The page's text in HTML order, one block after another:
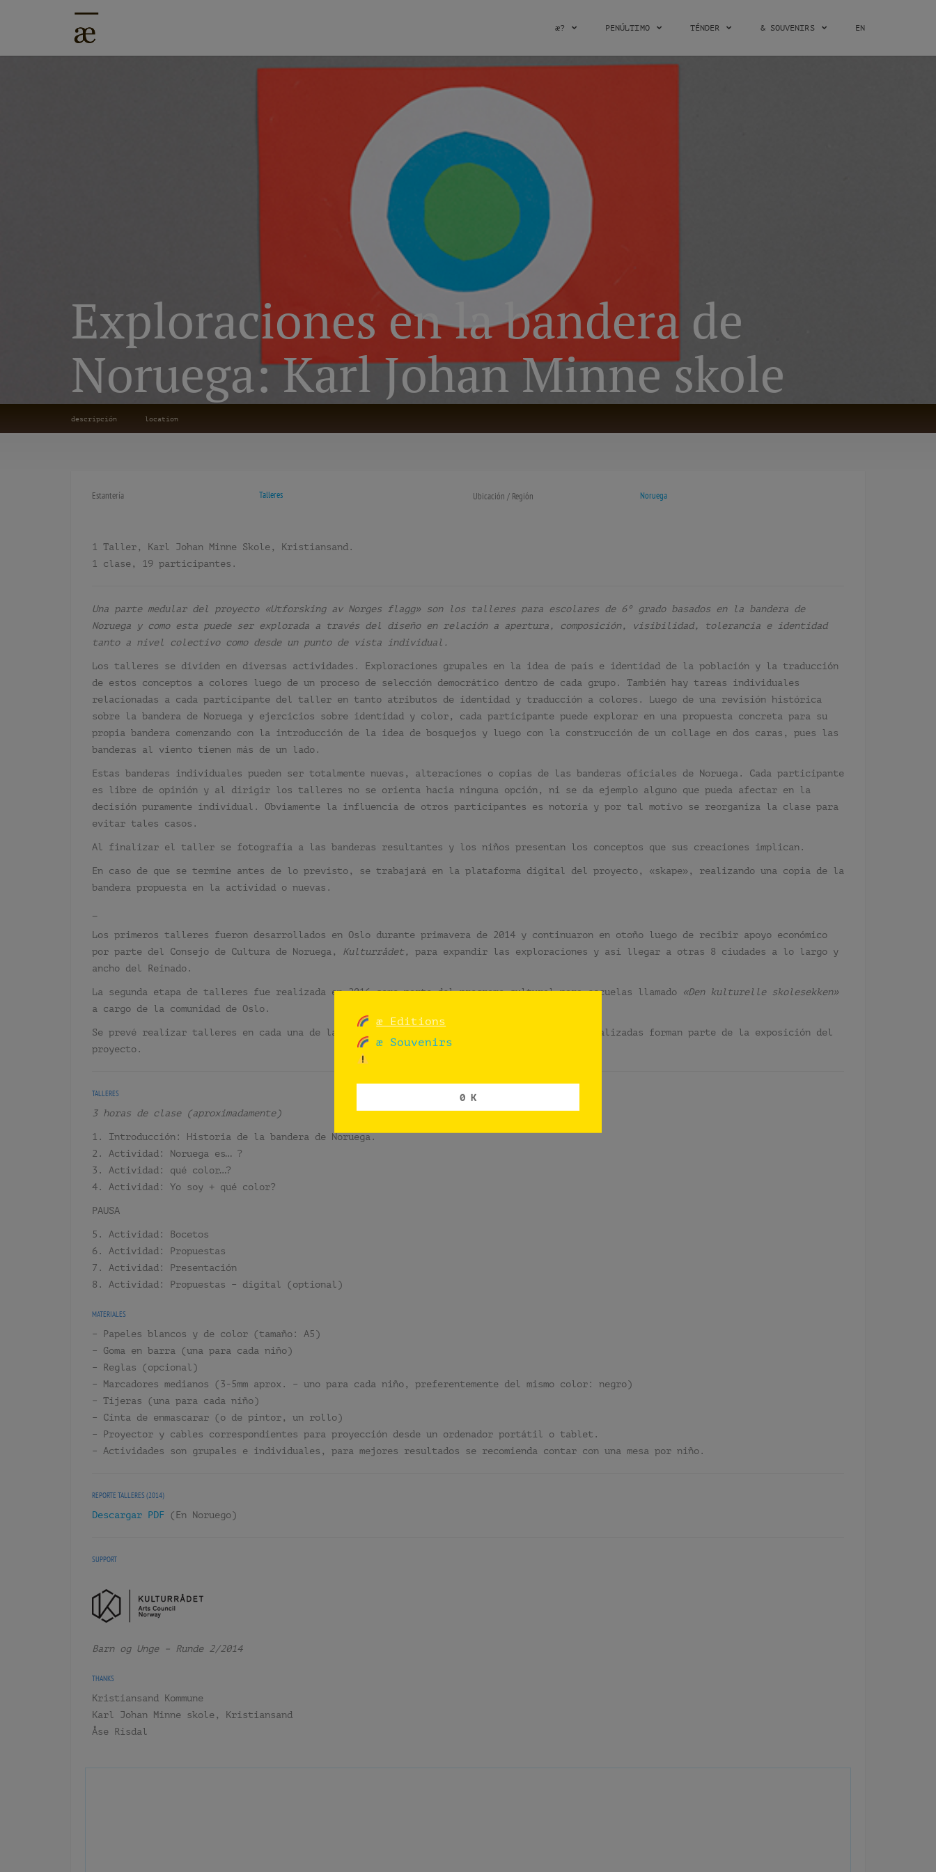
æ? PENÚLTIMO TÉNDER & SOUVENIRS EN
Exploraciones en la bandera de
Noruega: Karl Johan Minne skole
descripción location
Estantería Talleres Ubicación / Región Noruega
1 Taller, Karl Johan Minne Skole, Kristiansand.
1 clase, 19 participantes.
Una parte medular del proyecto «Utforsking av Norges flagg» son los talleres para escolares de 6º grado basados en la bandera de
Noruega y como esta puede ser explorada a través del diseño en relación a apertura, composición, visibilidad, tolerancia e identidad
tanto a nivel colectivo como desde un punto de vista individual.
Los talleres se dividen en diversas actividades. Exploraciones grupales en la idea de país e identidad de la población y la traducción
de estos conceptos a colores luego de un proceso de selección democrático dentro de cada grupo. También hay tareas individuales
relacionadas a cada participante del taller en tanto atributos de identidad y traducción a colores. Luego de una revisión histórica
sobre la bandera de Noruega y ejercicios sobre identidad y color, cada participante puede explorar en una propuesta concreta para su
propia bandera comenzando con la introducción de la idea de bosquejos y luego con la construcción de un collage en dos caras, pues las
banderas al viento tienen más de un lado.
Estas banderas individuales pueden ser totalmente nuevas, alteraciones o copias de las banderas oficiales de Noruega. Cada participante
es libre de opinión y al dirigir los talleres no se orienta hacia ninguna opción, ni se da ejemplo alguno que pueda afectar en la
decisión puramente individual. Obviamente la influencia de otros participantes es notoria y por tal motivo se reorganiza la clase para
evitar tales casos.
Al finalizar el taller se fotografía a las banderas resultantes y los niños presentan los conceptos que sus creaciones implican.
En caso de que se termine antes de lo previsto, se trabajará en la plataforma digital del proyecto, «skape», realizando una copia de la
bandera propuesta en la actividad o nuevas.
Los primeros talleres fueron desarrollados en Oslo durante primavera de 2014 y continuaron en otoño luego de recibir apoyo económico
por parte del Consejo de Cultura de Noruega, Kulturrådet, para expandir las exploraciones y así llegar a otras 8 ciudades a lo largo y
ancho del Reinado.
La segunda etapa de talleres fue realizada en 2016 como parte del programa cultural para escuelas llamado «Den kulturelle skolesekken»
a cargo de la comunidad de Oslo.
Se prevé realizar talleres en cada una de las provincias de Noruega y todas las banderas realizadas forman parte de la exposición del
proyecto.
TALLERES
3 horas de clase (aproximadamente)
1. Introducción: Historia de la bandera de Noruega.
2. Actividad: Noruega es… ?
3. Actividad: qué color…?
4. Actividad: Yo soy + qué color?
PAUSA
5. Actividad: Bocetos
6. Actividad: Propuestas
7. Actividad: Presentación
8. Actividad: Propuestas – digital (optional)
MATERIALES
– Papeles blancos y de color (tamaño: A5)
– Goma en barra (una para cada niño)
– Reglas (opcional)
– Marcadores medianos (3-5mm aprox. – uno para cada niño, preferentemente del mismo color: negro)
– Tijeras (una para cada niño)
– Cinta de enmascarar (o de pintor, un rollo)
– Proyector y cables correspondientes para proyección desde un ordenador portátil o tablet.
– Actividades son grupales e individuales, para mejores resultados se recomienda contar con una mesa por niño.
REPORTE TALLERES (2014)
Descargar PDF (En Noruego)
SUPPORT
Barn og Unge – Runde 2/2014
THANKS
Kristiansand Kommune
Karl Johan Minne skole, Kristiansand
Åse Risdal
æ Editions
æ Souvenirs
0 K